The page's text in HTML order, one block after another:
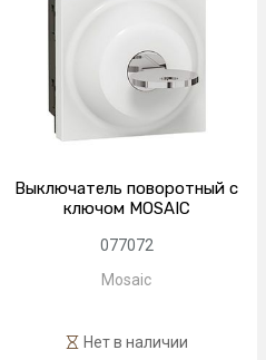
Выключатель поворотный с
ключом MOSAIC
077072
Mosaic
Нет в наличии